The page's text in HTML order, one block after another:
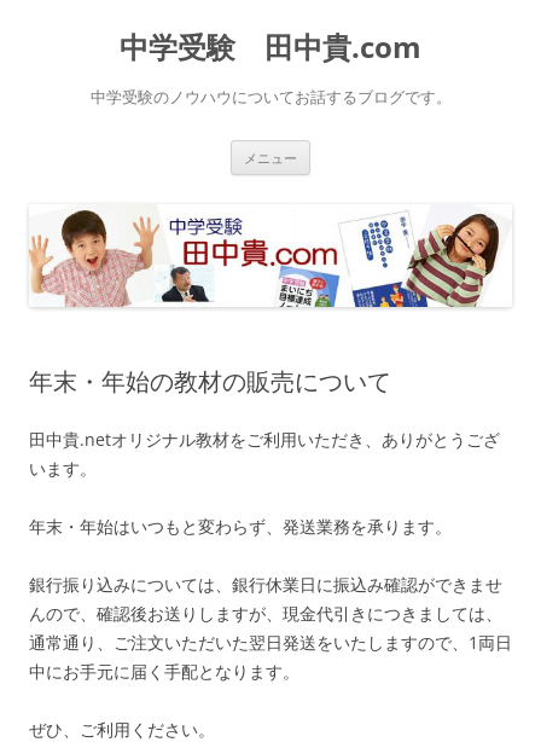
中学受験 田中貴.com
中学受験のノウハウについてお話するブログです。
メニュー
ス
キ
ッ
プ
年末・年始の教材の販売について
田中貴.netオリジナル教材をご利用いただき、ありがとうござ
います。
年末・年始はいつもと変わらず、発送業務を承ります。
銀行振り込みについては、銀行休業日に振込み確認ができませ
んので、確認後お送りしますが、現金代引きにつきましては、
通常通り、ご注文いただいた翌日発送をいたしますので、1両日
中にお手元に届く手配となります。
ぜひ、ご利用ください。